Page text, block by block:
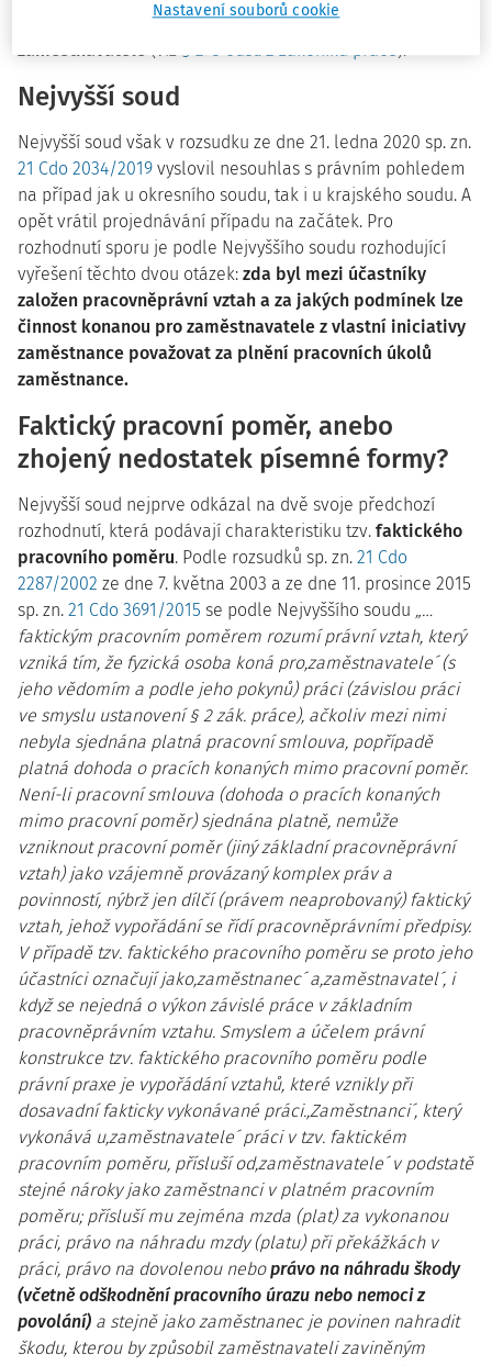
k úrazu, konal poškozenýproti výslovnému zákazu
zaměstnavatele (viz § 273 odst. 2 zákoníku práce ).
Nejvyšší soud
Nejvyšší soud však v rozsudku ze dne 21. ledna 2020 sp. zn.
21 Cdo 2034/2019 vyslovil nesouhlas s právním pohledem
na případ jak u okresního soudu, tak i u krajského soudu. A
opět vrátil projednávání případu na začátek. Pro
rozhodnutí sporu je podle Nejvyššího soudu rozhodující
vyřešení těchto dvou otázek: zda byl mezi účastníky
založen pracovněprávní vztah a za jakých podmínek lze
činnost konanou pro zaměstnavatele z vlastní iniciativy
zaměstnance považovat za plnění pracovních úkolů
zaměstnance.
Faktický pracovní poměr, anebo
zhojený nedostatek písemné formy?
Nejvyšší soud nejprve odkázal na dvě svoje předchozí
rozhodnutí, která podávají charakteristiku tzv. faktického
pracovního poměru. Podle rozsudků sp. zn. 21 Cdo
2287/2002 ze dne 7. května 2003 a ze dne 11. prosince 2015
sp. zn. 21 Cdo 3691/2015 se podle Nejvyššího soudu „…
faktickým pracovním poměrem rozumí právní vztah, který
vzniká tím, že fyzická osoba koná pro,zaměstnavatele´ (s
jeho vědomím a podle jeho pokynů) práci (závislou práci
ve smyslu ustanovení § 2 zák. práce), ačkoliv mezi nimi
nebyla sjednána platná pracovní smlouva, popřípadě
platná dohoda o pracích konaných mimo pracovní poměr.
Není-li pracovní smlouva (dohoda o pracích konaných
mimo pracovní poměr) sjednána platně, nemůže
vzniknout pracovní poměr (jiný základní pracovněprávní
vztah) jako vzájemně provázaný komplex práv a
povinností, nýbrž jen dílčí (právem neaprobovaný) faktický
vztah, jehož vypořádání se řídí pracovněprávními předpisy.
V případě tzv. faktického pracovního poměru se proto jeho
účastníci označují jako,zaměstnanec´ a,zaměstnavatel´, i
když se nejedná o výkon závislé práce v základním
pracovněprávním vztahu. Smyslem a účelem právní
konstrukce tzv. faktického pracovního poměru podle
právní praxe je vypořádání vztahů, které vznikly při
dosavadní fakticky vykonávané práci.,Zaměstnanci´, který
vykonává u,zaměstnavatele´ práci v tzv. faktickém
pracovním poměru, přísluší od,zaměstnavatele´ v podstatě
stejné nároky jako zaměstnanci v platném pracovním
poměru; přísluší mu zejména mzda (plat) za vykonanou
práci, právo na náhradu mzdy (platu) při překážkách v
práci, právo na dovolenou neboprávo na náhradu škody
(včetně odškodnění pracovního úrazu nebo nemoci z
povolání) a stejně jako zaměstnanec je povinen nahradit
škodu, kterou by způsobil zaměstnavateli zaviněným
Nastavení souborů cookie